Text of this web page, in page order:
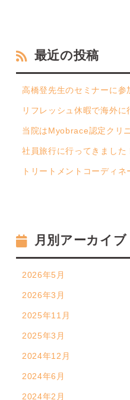
最近の投稿
高橋登先生のセミナーに参
リフレッシュ休暇で海外に
当院はMyobrace認定クリ
社員旅行に行ってきました
トリートメントコーディネ
月別アーカイブ
2026年5月
2026年3月
2025年11月
2025年3月
2024年12月
2024年6月
2024年2月